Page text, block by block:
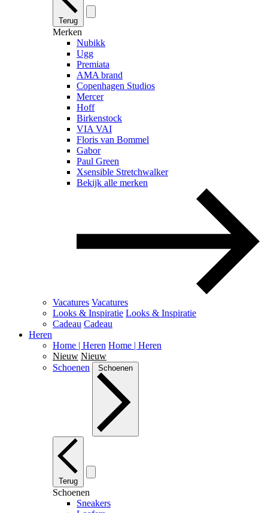
Terug
Merken
Nubikk
Ugg
Premiata
AMA brand
Copenhagen Studios
Mercer
Hoff
Birkenstock
VIA VAI
Floris van Bommel
Gabor
Paul Green
Xsensible Stretchwalker
Bekijk alle merken
Vacatures Vacatures
Looks & Inspiratie Looks & Inspiratie
Cadeau Cadeau
Heren
Home | Heren Home | Heren
Nieuw Nieuw
Schoenen
Schoenen
Terug
Schoenen
Sneakers